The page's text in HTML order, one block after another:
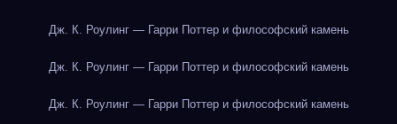
Дж. К. Роулинг — Гарри Поттер и философский камень
Дж. К. Роулинг — Гарри Поттер и философский камень
Дж. К. Роулинг — Гарри Поттер и философский камень